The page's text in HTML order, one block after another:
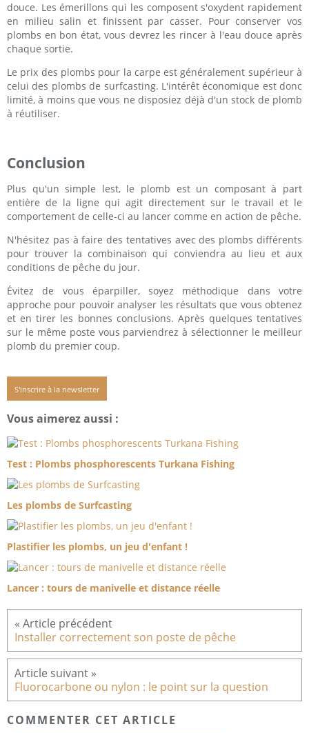
douce. Les émerillons qui les composent s'oxydent rapidement
en milieu salin et finissent par casser. Pour conserver vos
plombs en bon état, vous devrez les rincer à l'eau douce après
chaque sortie.
Le prix des plombs pour la carpe est généralement supérieur à
celui des plombs de surfcasting. L'intérêt économique est donc
limité, à moins que vous ne disposiez déjà d'un stock de plomb
à réutiliser.
Conclusion
Plus qu'un simple lest, le plomb est un composant à part
entière de la ligne qui agit directement sur le travail et le
comportement de celle-ci au lancer comme en action de pêche.
N'hésitez pas à faire des tentatives avec des plombs différents
pour trouver la combinaison qui conviendra au lieu et aux
conditions de pêche du jour.
Évitez de vous éparpiller, soyez méthodique dans votre
approche pour pouvoir analyser les résultats que vous obtenez
et en tirer les bonnes conclusions. Après quelques tentatives
sur le même poste vous parviendrez à sélectionner le meilleur
plomb du premier coup.
S'inscrire à la newsletter
Vous aimerez aussi :
Test : Plombs phosphorescents Turkana Fishing
Les plombs de Surfcasting
Plastifier les plombs, un jeu d'enfant !
Lancer : tours de manivelle et distance réelle
Installer correctement son poste de pêche
Fluorocarbone ou nylon : le point sur la question
COMMENTER CET ARTICLE